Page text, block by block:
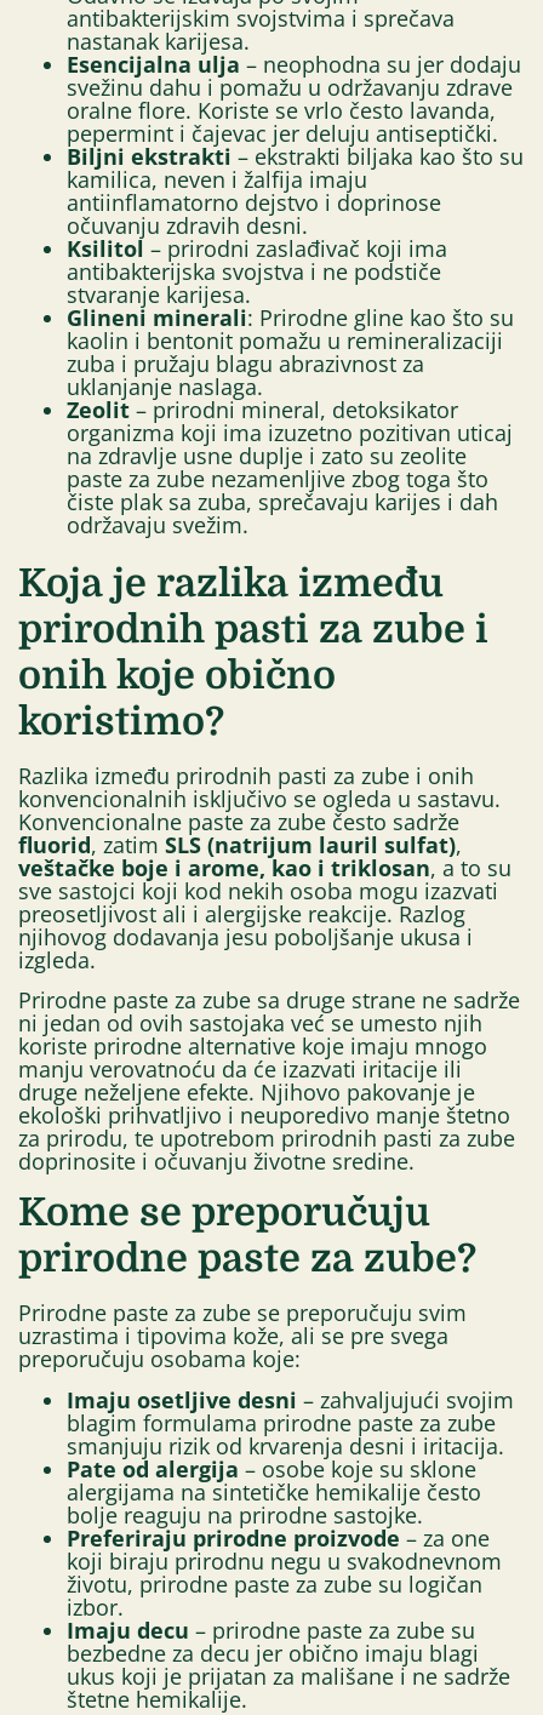
antibakterijskim svojstvima i sprečava
nastanak karijesa.
Esencijalna ulja – neophodna su jer dodaju
svežinu dahu i pomažu u održavanju zdrave
oralne flore. Koriste se vrlo često lavanda,
pepermint i čajevac jer deluju antiseptički.
Biljni ekstrakti – ekstrakti biljaka kao što su
kamilica, neven i žalfija imaju
antiinflamatorno dejstvo i doprinose
očuvanju zdravih desni.
Ksilitol – prirodni zaslađivač koji ima
antibakterijska svojstva i ne podstiče
stvaranje karijesa.
Glineni minerali: Prirodne gline kao što su
kaolin i bentonit pomažu u remineralizaciji
zuba i pružaju blagu abrazivnost za
uklanjanje naslaga.
Zeolit – prirodni mineral, detoksikator
organizma koji ima izuzetno pozitivan uticaj
na zdravlje usne duplje i zato su zeolite
paste za zube nezamenljive zbog toga što
čiste plak sa zuba, sprečavaju karijes i dah
održavaju svežim.
Koja je razlika između
prirodnih pasti za zube i
onih koje obično
koristimo?
Razlika između prirodnih pasti za zube i onih
konvencionalnih isključivo se ogleda u sastavu.
Konvencionalne paste za zube često sadrže
fluorid, zatim SLS (natrijum lauril sulfat),
veštačke boje i arome, kao i triklosan, a to su
sve sastojci koji kod nekih osoba mogu izazvati
preosetljivost ali i alergijske reakcije. Razlog
njihovog dodavanja jesu poboljšanje ukusa i
izgleda.
Prirodne paste za zube sa druge strane ne sadrže
ni jedan od ovih sastojaka već se umesto njih
koriste prirodne alternative koje imaju mnogo
manju verovatnoću da će izazvati iritacije ili
druge neželjene efekte. Njihovo pakovanje je
ekološki prihvatljivo i neuporedivo manje štetno
za prirodu, te upotrebom prirodnih pasti za zube
doprinosite i očuvanju životne sredine.
Kome se preporučuju
prirodne paste za zube?
Prirodne paste za zube se preporučuju svim
uzrastima i tipovima kože, ali se pre svega
preporučuju osobama koje:
Imaju osetljive desni – zahvaljujući svojim
blagim formulama prirodne paste za zube
smanjuju rizik od krvarenja desni i iritacija.
Pate od alergija – osobe koje su sklone
alergijama na sintetičke hemikalije često
bolje reaguju na prirodne sastojke.
Preferiraju prirodne proizvode – za one
koji biraju prirodnu negu u svakodnevnom
životu, prirodne paste za zube su logičan
izbor.
Imaju decu – prirodne paste za zube su
bezbedne za decu jer obično imaju blagi
ukus koji je prijatan za mališane i ne sadrže
štetne hemikalije.